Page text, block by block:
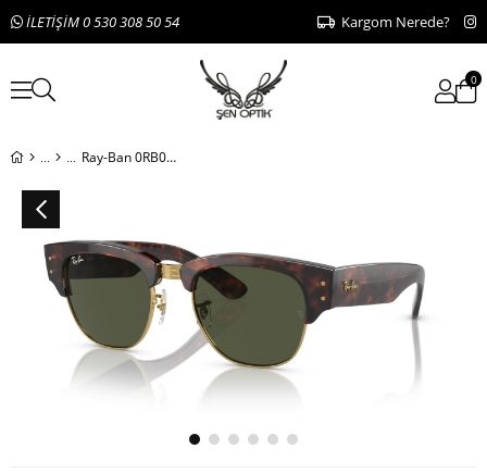
İLETİŞİM 0 530 308 50 54 Kargom Nerede?
0
Ray-Ban 0RB0316-S 990/31 50